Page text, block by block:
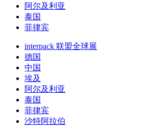
阿尔及利亚
泰国
菲律宾
interpack 联盟全球展
德国
中国
埃及
阿尔及利亚
泰国
菲律宾
沙特阿拉伯